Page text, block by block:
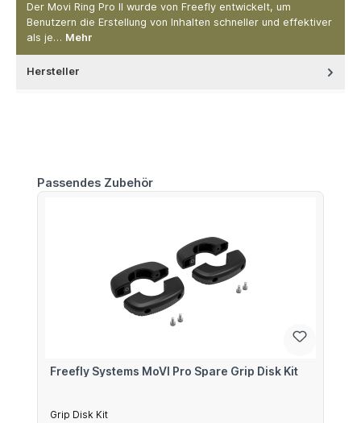
Der Movi Ring Pro II wurde von Freefly entwickelt, um
Benutzern die Erstellung von Inhalten schneller und effektiver
als je… Mehr
Hersteller
Produktgalerie überspringen
Passendes Zubehör
Freefly Systems MoVI Pro Spare Grip Disk Kit
Grip Disk Kit